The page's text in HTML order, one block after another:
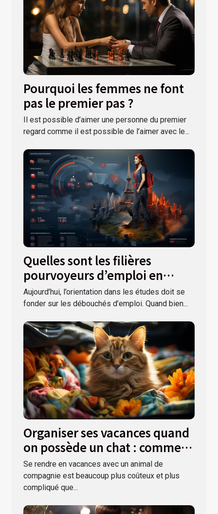
Pourquoi les femmes ne font
pas le premier pas ?
Il est possible d’aimer une personne du premier
regard comme il est possible de l’aimer avec le...
Quelles sont les filières
pourvoyeurs d’emploi en
France ?
Aujourd’hui, l’orientation dans les études doit se
fonder sur les débouchés d’emploi. Quand bien...
Organiser ses vacances quand
on possède un chat : comment
s’y prendre ?
Se rendre en vacances avec un animal de
compagnie est beaucoup plus coûteux et plus
compliqué que...